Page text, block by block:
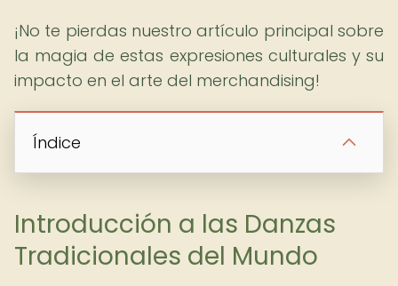
¡No te pierdas nuestro artículo principal sobre
la magia de estas expresiones culturales y su
impacto en el arte del merchandising!
Índice
Introducción a las Danzas
Tradicionales del Mundo